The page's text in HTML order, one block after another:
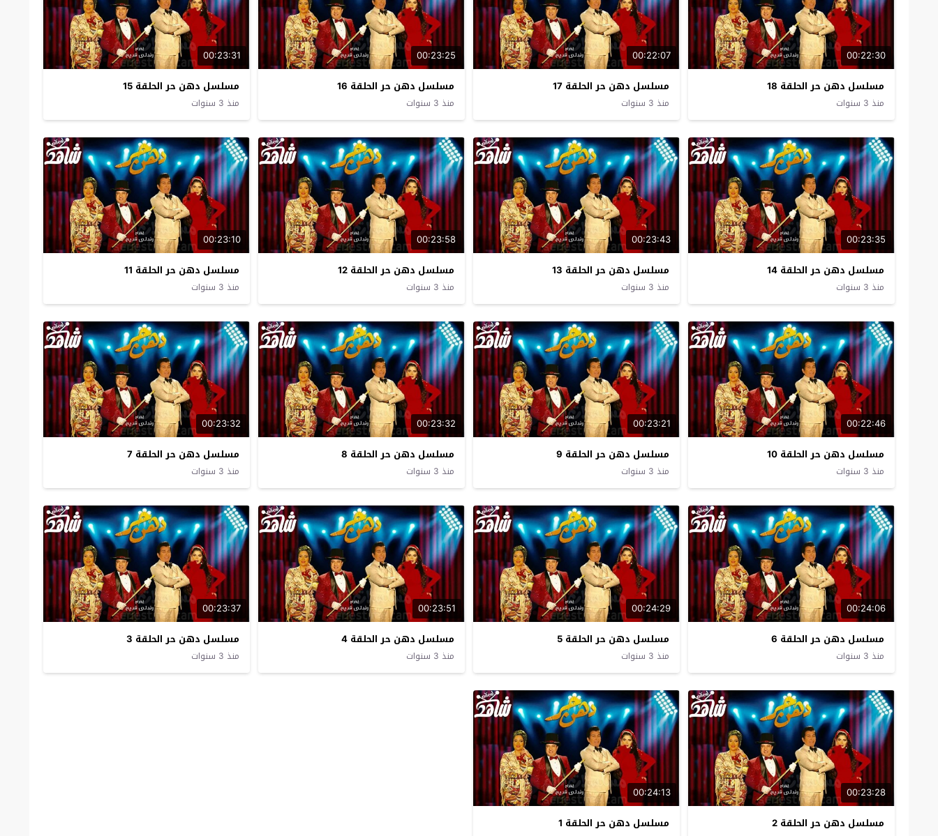
00:22:30
مسلسل دهن حر الحلقة 18
منذ 3 سنوات
00:22:07
مسلسل دهن حر الحلقة 17
منذ 3 سنوات
00:23:25
مسلسل دهن حر الحلقة 16
منذ 3 سنوات
00:23:31
مسلسل دهن حر الحلقة 15
منذ 3 سنوات
00:23:35
مسلسل دهن حر الحلقة 14
منذ 3 سنوات
00:23:43
مسلسل دهن حر الحلقة 13
منذ 3 سنوات
00:23:58
مسلسل دهن حر الحلقة 12
منذ 3 سنوات
00:23:10
مسلسل دهن حر الحلقة 11
منذ 3 سنوات
00:22:46
مسلسل دهن حر الحلقة 10
منذ 3 سنوات
00:23:21
مسلسل دهن حر الحلقة 9
منذ 3 سنوات
00:23:32
مسلسل دهن حر الحلقة 8
منذ 3 سنوات
00:23:32
مسلسل دهن حر الحلقة 7
منذ 3 سنوات
00:24:06
مسلسل دهن حر الحلقة 6
منذ 3 سنوات
00:24:29
مسلسل دهن حر الحلقة 5
منذ 3 سنوات
00:23:51
مسلسل دهن حر الحلقة 4
منذ 3 سنوات
00:23:37
مسلسل دهن حر الحلقة 3
منذ 3 سنوات
00:23:28
مسلسل دهن حر الحلقة 2
00:24:13
مسلسل دهن حر الحلقة 1